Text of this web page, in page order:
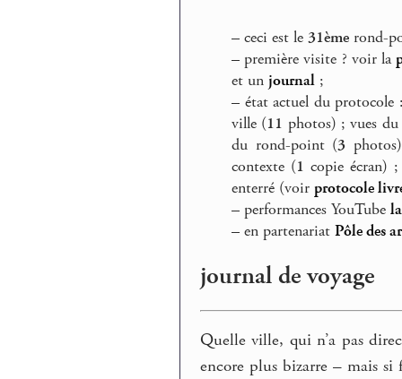
– ceci est le 31ème rond-
– première visite ? voir la
et un journal ;
– état actuel du protocole
ville (11 photos) ; vues
du rond-point (3
contexte (1 copie écran)
enterré (voir protocole
– performances YouTube
– en partenariat Pôle des
journal de voyage
Quelle ville, qui n’a pas
encore plus bizarre – mais si